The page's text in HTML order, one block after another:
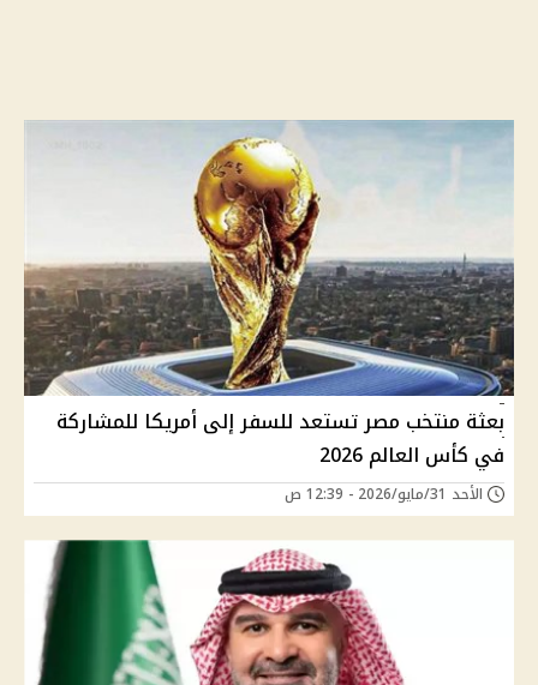
بعثة منتخب مصر تستعد للسفر إلى أمريكا للمشاركة
في كأس العالم 2026
الأحد 31/مايو/2026 - 12:39 ص